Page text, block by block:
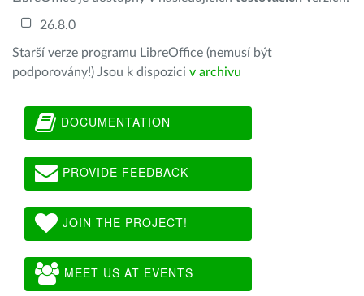
26.8.0
Starší verze programu LibreOffice (nemusí být
podporovány!) Jsou k dispozici v archivu
DOCUMENTATION
PROVIDE FEEDBACK
JOIN THE PROJECT!
MEET US AT EVENTS